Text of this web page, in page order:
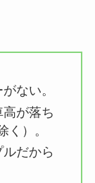
ない。
が落ち
く）。
だから